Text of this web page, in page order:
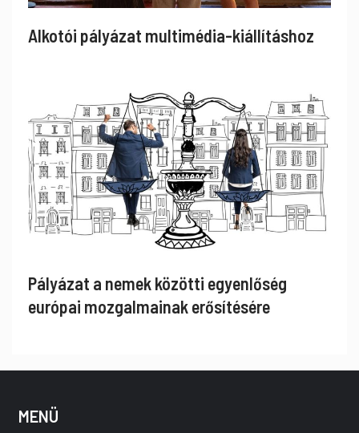
Alkotói pályázat multimédia-kiállításhoz
Pályázat a nemek közötti egyenlőség
európai mozgalmainak erősítésére
MENÜ